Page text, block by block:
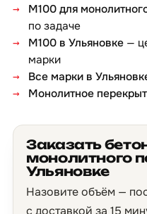
М100 для
по задаче
М100 в Ульяновке —
марки
Все марки в
Монолитное
Заказать
монолитного
Ульяновке
Назовите объём —
с доставкой за 15